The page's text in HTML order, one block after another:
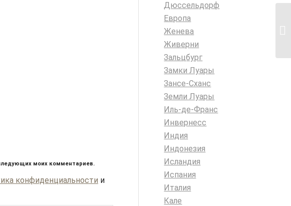
моих комментариев.
конфиденциальности и
Дюссельдорф
Европа
Женева
Живерни
Зальцбург
Замки Луары
Зансе-Сханс
Земли Луары
Иль-де-Франс
Инвернесс
Индия
Индонезия
Исландия
Испания
Италия
Кале